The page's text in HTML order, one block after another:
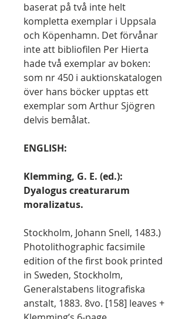
baserat på två inte helt
kompletta exemplar i Uppsala
och Köpenhamn. Det förvånar
inte att bibliofilen Per Hierta
hade två exemplar av boken:
som nr 450 i auktionskatalogen
över hans böcker upptas ett
exemplar som Arthur Sjögren
delvis bemålat.
ENGLISH:
Klemming, G. E. (ed.):
Dyalogus creaturarum
moralizatus.
Stockholm, Johann Snell, 1483.)
Photolithographic facsimile
edition of the first book printed
in Sweden, Stockholm,
Generalstabens litografiska
anstalt, 1883. 8vo. [158] leaves +